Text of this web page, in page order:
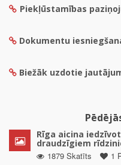
Piekļūstamības
Dokumentu
Biežāk uzdotie
Rīga aicina
draudzīgiem
1879 Skatīts
1